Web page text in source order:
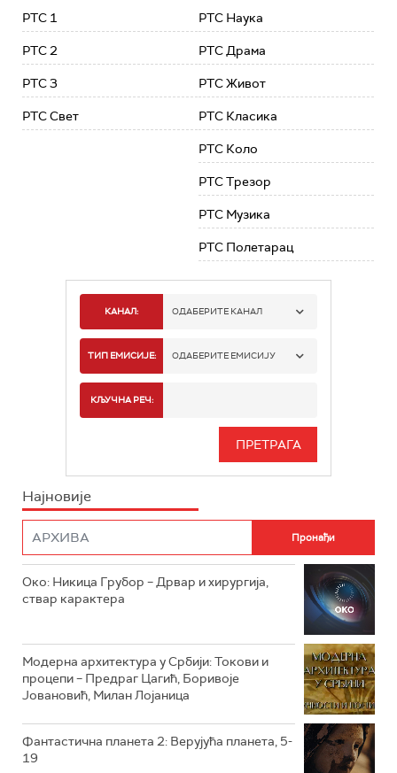
РТС 1
РТС 2
РТС 3
РТС Свет
РТС Наука
РТС Драма
РТС Живот
РТС Класика
РТС Коло
РТС Трезор
РТС Музика
РТС Полетарац
КАНАЛ: ОДАБЕРИТЕ КАНАЛ
РТС 1
РТС 3
РТС ЖИВОТ
РТС КОЛО
ТИП ЕМИСИЈЕ: ОДАБЕРИТЕ ЕМИСИЈУ
ИНФО
КЉУЧНА РЕЧ:
Најновије
Око: Никица Грубор – Дрвар и хирургија,
ствар карактера
Модерна архитектура у Србији: Токови и
процепи – Предраг Цагић, Боривоје
Јовановић, Милан Лојаница
Фантастична планета 2: Верујућа планета, 5-
19